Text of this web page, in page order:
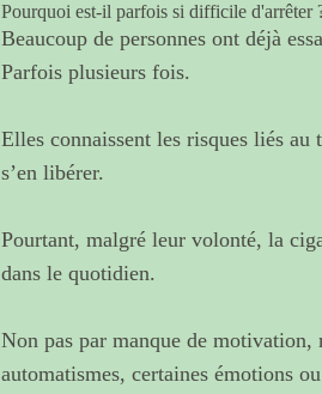
Pourquoi est-il parfois si difficile d'arrêter
Beaucoup de personnes ont déjà
Parfois plusieurs fois.
Elles connaissent les risques liés au
s’en libérer.
Pourtant, malgré leur volonté, la
dans le quotidien.
Non pas par manque de motivation,
automatismes, certaines émotions